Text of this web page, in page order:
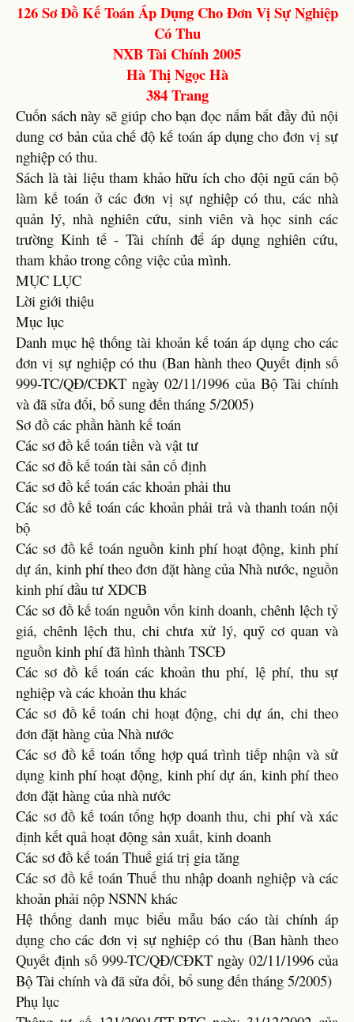
126 Sơ Đồ Kế Toán Áp Dụng Cho Đơn Vị Sự Nghiệp
Có Thu
NXB Tài Chính 2005
Hà Thị Ngọc Hà
384 Trang
Cuốn sách này sẽ giúp cho bạn đọc nắm bắt đầy đủ nội
dung cơ bản của chế độ kế toán áp dụng cho đơn vị sự
nghiệp có thu.
Sách là tài liệu tham khảo hữu ích cho đội ngũ cán bộ
làm kế toán ở các đơn vị sự nghiệp có thu, các nhà
quản lý, nhà nghiên cứu, sinh viên và học sinh các
trường Kinh tế - Tài chính để áp dụng nghiên cứu,
tham khảo trong công việc của mình.
MỤC LỤC
Lời giới thiệu
Mục lục
Danh mục hệ thống tài khoản kế toán áp dụng cho các
đơn vị sự nghiệp có thu (Ban hành theo Quyết định số
999-TC/QĐ/CĐKT ngày 02/11/1996 của Bộ Tài chính
và đã sửa đổi, bổ sung đến tháng 5/2005)
Sơ đồ các phần hành kế toán
Các sơ đồ kế toán tiền và vật tư
Các sơ đồ kế toán tài sản cố định
Các sơ đồ kế toán các khoản phải thu
Các sơ đồ kế toán các khoản phải trả và thanh toán nội
bộ
Các sơ đồ kế toán nguồn kinh phí hoạt động, kinh phí
dự án, kinh phí theo đơn đặt hàng của Nhà nước, nguồn
kinh phí đầu tư XDCB
Các sơ đồ kế toán nguồn vốn kinh doanh, chênh lệch tỷ
giá, chênh lệch thu, chi chưa xử lý, quỹ cơ quan và
nguồn kinh phí đã hình thành TSCĐ
Các sơ đồ kế toán các khoản thu phí, lệ phí, thu sự
nghiệp và các khoản thu khác
Các sơ đồ kế toán chi hoạt động, chi dự án, chi theo
đơn đặt hàng của Nhà nước
Các sơ đồ kế toán tổng hợp quá trình tiếp nhận và sử
dụng kinh phí hoạt động, kinh phí dự án, kinh phí theo
đơn đặt hàng của nhà nước
Các sơ đồ kế toán tổng hợp doanh thu, chi phí và xác
định kết quả hoạt động sản xuất, kinh doanh
Các sơ đồ kế toán Thuế giá trị gia tăng
Các sơ đồ kế toán Thuế thu nhập doanh nghiệp và các
khoản phải nộp NSNN khác
Hệ thống danh mục biểu mẫu báo cáo tài chính áp
dụng cho các đơn vị sự nghiệp có thu (Ban hành theo
Quyết định số 999-TC/QĐ/CĐKT ngày 02/11/1996 của
Bộ Tài chính và đã sửa đổi, bổ sung đến tháng 5/2005)
Phụ lục